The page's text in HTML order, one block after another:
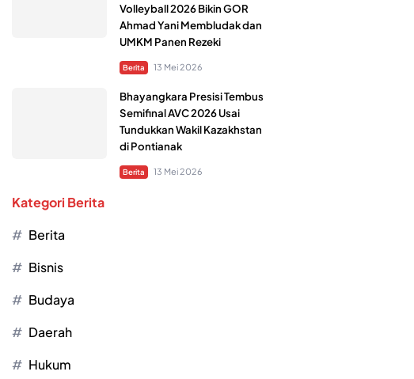
Volleyball 2026 Bikin GOR
Ahmad Yani Membludak dan
UMKM Panen Rezeki
Berita 13 Mei 2026
Bhayangkara Presisi Tembus
Semifinal AVC 2026 Usai
Tundukkan Wakil Kazakhstan
di Pontianak
Berita 13 Mei 2026
Kategori Berita
Berita
Bisnis
Budaya
Daerah
Hukum